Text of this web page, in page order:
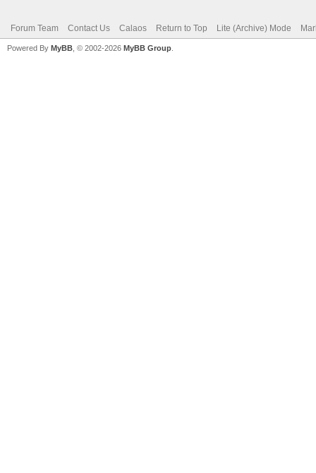
Forum Team Contact Us Calaos Return to Top Lite (Archive) Mode
Powered By MyBB , © 2002-2026 MyBB Group